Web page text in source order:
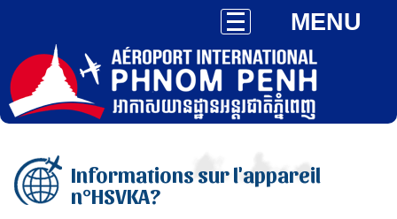
MENU
Informations sur l'appareil
n°HSVKA?